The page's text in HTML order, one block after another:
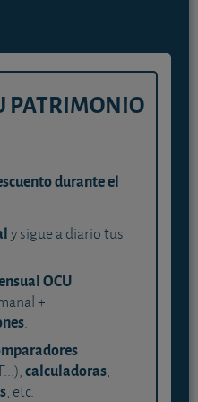
PATRIMONIO
durante el
y sigue a diario tus
OCU
+
.
calculadoras,
, etc.